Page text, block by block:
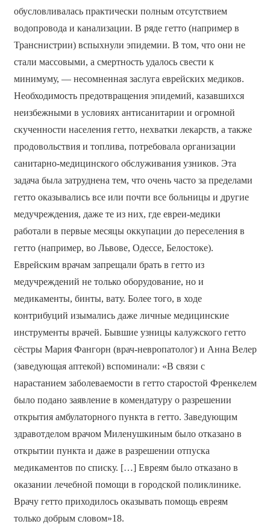
обусловливалась практически полным отсутствием
водопровода и канализации. В ряде гетто (например в
Транснистрии) вспыхнули эпидемии. В том, что они не
стали массовыми, а смертность удалось свести к
минимуму, — несомненная заслуга еврейских медиков.
Необходимость предотвращения эпидемий, казавшихся
неизбежными в условиях антисанитарии и огромной
скученности населения гетто, нехватки лекарств, а также
продовольствия и топлива, потребовала организации
санитарно-медицинского обслуживания узников. Эта
задача была затруднена тем, что очень часто за пределами
гетто оказывались все или почти все больницы и другие
медучреждения, даже те из них, где евреи-медики
работали в первые месяцы оккупации до переселения в
гетто (например, во Львове, Одессе, Белостоке).
Еврейским врачам запрещали брать в гетто из
медучреждений не только оборудование, но и
медикаменты, бинты, вату. Более того, в ходе
контрибуций изымались даже личные медицинские
инструменты врачей. Бывшие узницы калужского гетто
сёстры Мария Фангорн (врач-невропатолог) и Анна Велер
(заведующая аптекой) вспоминали: «В связи с
нарастанием заболеваемости в гетто старостой Френкелем
было подано заявление в комендатуру о разрешении
открытия амбулаторного пункта в гетто. Заведующим
здравотделом врачом Миленушкиным было отказано в
открытии пункта и даже в разрешении отпуска
медикаментов по списку. […] Евреям было отказано в
оказании лечебной помощи в городской поликлинике.
Врачу гетто приходилось оказывать помощь евреям
только добрым словом»18.